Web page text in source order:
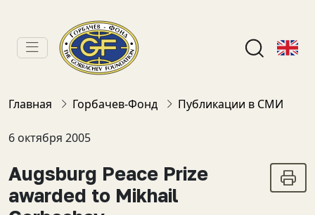
Главная Горбачев-Фонд Публикации в СМИ
6 октября 2005
Augsburg Peace Prize
awarded to Mikhail